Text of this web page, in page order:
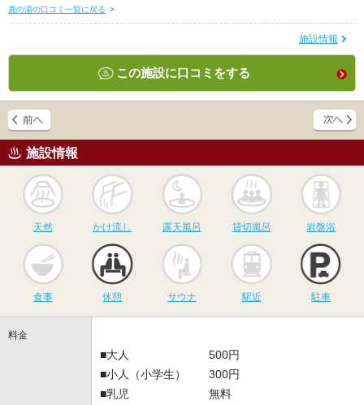
鹿の湯の口コミ一覧に戻る >
施設情報
この施設に口コミをする
施設情報
天然
かけ流し
かけ流し
露天風呂
露天風呂
貸切風呂
貸切風呂 岩盤浴
食事 休憩
サウナ
サウナ 駅近 駐車
料金
■大人 500円
■小人（小学生） 300円
■乳児 無料